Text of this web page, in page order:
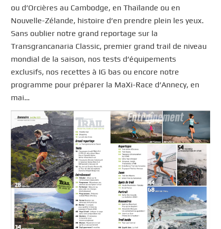
ou d’Orcières au Cambodge, en Thaïlande ou en
Nouvelle-Zélande, histoire d’en prendre plein les yeux.
Sans oublier notre grand reportage sur la
Transgrancanaria Classic, premier grand trail de niveau
mondial de la saison, nos tests d’équipements
exclusifs, nos recettes à IG bas ou encore notre
programme pour préparer la MaXi-Race d’Annecy, en
mai…